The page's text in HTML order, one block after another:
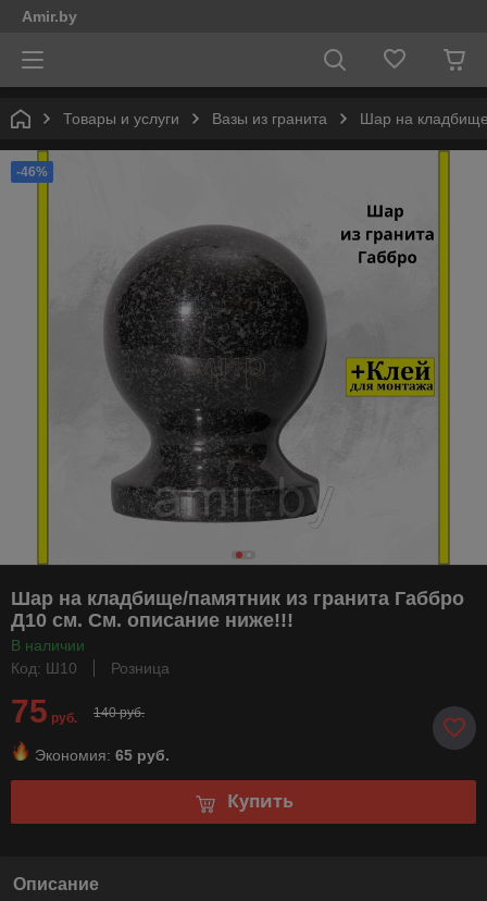
Amir.by
Товары и услуги Вазы из гранита Шар на
-46%
Шар на кладбище/памятник из гранита Габбро
Д10 см. См. описание ниже!!!
В наличии
Код: Ш10
Розница
75 руб. 140 руб.
Экономия: 65 руб.
Купить
Описание